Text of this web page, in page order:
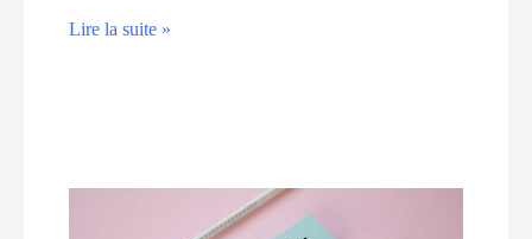
L’impact
Lire la suite »